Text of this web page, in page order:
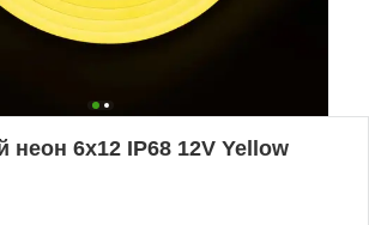
неон 6x12 IP68 12V Yellow